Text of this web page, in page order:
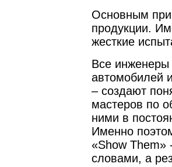
Основным
продукции.
жесткие
Все инженеры
автомобилей
– создают
мастеров по
ними в
Именно
«Show Them»
словами, а